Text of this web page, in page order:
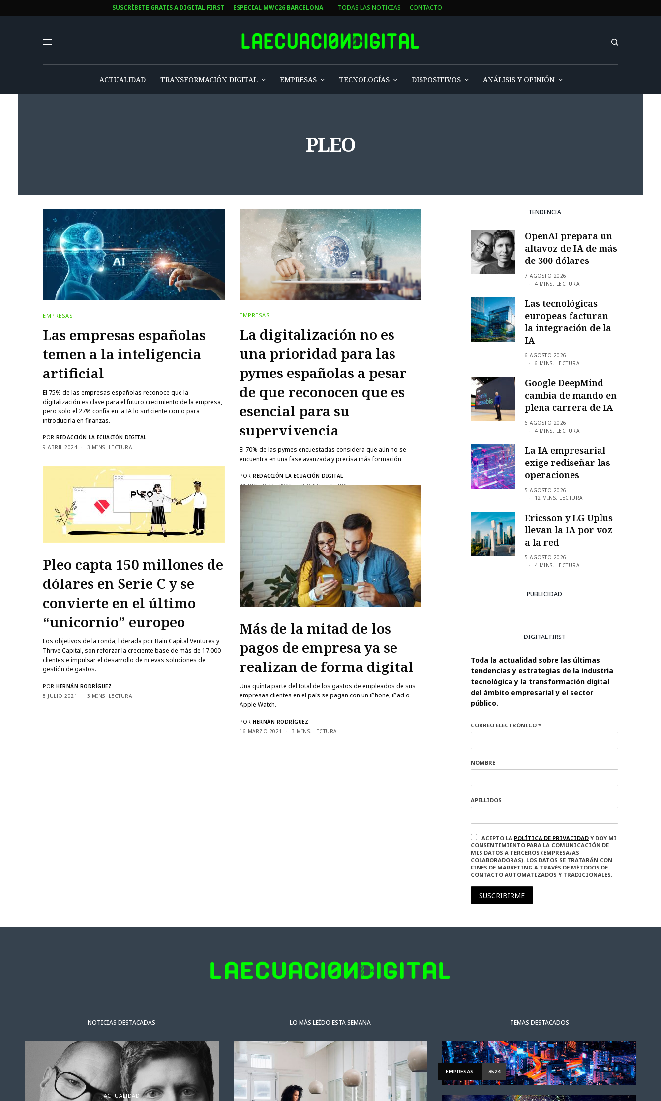
SUSCRÍBETE GRATIS A DIGITAL FIRST ESPECIAL MWC26 BARCELONA TODAS LAS NOTICIAS CONTACTO
ACTUALIDAD TRANSFORMACIÓN DIGITAL EMPRESAS TECNOLOGÍAS DISPOSITIVOS ANÁLISIS Y OPINIÓN
PLEO
EMPRESAS
Las empresas españolas
temen a la inteligencia
artificial
El 75% de las empresas españolas reconoce que la
digitalización es clave para el futuro crecimiento de la empresa,
pero solo el 27% confía en la IA lo suficiente como para
introducirla en finanzas.
POR REDACCIÓN LA ECUACIÓN DIGITAL
9 ABRIL 2024
3 MINS. LECTURA
EMPRESAS
La digitalización no es
una prioridad para las
pymes españolas a pesar
de que reconocen que es
esencial para su
supervivencia
El 70% de las pymes encuestadas considera que aún no se
encuentra en una fase avanzada y precisa más formación
POR REDACCIÓN LA ECUACIÓN DIGITAL
21 DICIEMBRE 2023
3 MINS. LECTURA
Pleo capta 150 millones de
dólares en Serie C y se
convierte en el último
“unicornio” europeo
Los objetivos de la ronda, liderada por Bain Capital Ventures y
Thrive Capital, son reforzar la creciente base de más de 17.000
clientes e impulsar el desarrollo de nuevas soluciones de
gestión de gastos.
POR HERNÁN RODRÍGUEZ
8 JULIO 2021
3 MINS. LECTURA
Más de la mitad de los
pagos de empresa ya se
realizan de forma digital
Una quinta parte del total de los gastos de empleados de sus
empresas clientes en el país se pagan con un iPhone, iPad o
Apple Watch.
POR HERNÁN RODRÍGUEZ
16 MARZO 2021
3 MINS. LECTURA
TENDENCIA
OpenAI prepara un
altavoz de IA de más
de 300 dólares
7 AGOSTO 2026
4 MINS. LECTURA
Las tecnológicas
europeas facturan
la integración de la
IA
6 AGOSTO 2026
6 MINS. LECTURA
Google DeepMind
cambia de mando en
plena carrera de IA
6 AGOSTO 2026
4 MINS. LECTURA
La IA empresarial
exige rediseñar las
operaciones
5 AGOSTO 2026
12 MINS. LECTURA
Ericsson y LG Uplus
llevan la IA por voz
a la red
5 AGOSTO 2026
4 MINS. LECTURA
PUBLICIDAD
DIGITAL FIRST
Toda la actualidad sobre las últimas
tendencias y estrategias de la industria
tecnológica y la transformación digital
del ámbito empresarial y el sector
público.
CORREO ELECTRÓNICO *
NOMBRE
APELLIDOS
ACEPTO LA POLÍTICA DE PRIVACIDAD Y DOY MI
CONSENTIMIENTO PARA LA COMUNICACIÓN DE
MIS DATOS A TERCEROS (EMPRESA/AS
COLABORADORAS). LOS DATOS SE TRATARÁN CON
FINES DE MARKETING A TRAVÉS DE MÉTODOS DE
CONTACTO AUTOMATIZADOS Y TRADICIONALES.
SUSCRIBIRME
NOTICIAS DESTACADAS
ACTUALIDAD NOTICIAS DESTACADAS ACTUALIDAD
LO MÁS LEÍDO ESTA SEMANA TEMAS DESTACADOS
EMPRESAS 3524